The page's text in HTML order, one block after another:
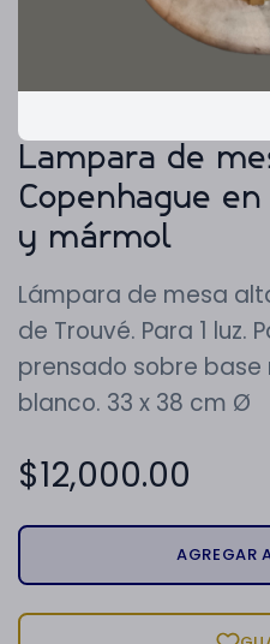
Lampara de
Copenhague
y mármol
Lámpara de mesa
de Trouvé. Para 1 luz.
prensado sobre
blanco. 33 x 38 cm Ø
$12,000.00
AGREGAR